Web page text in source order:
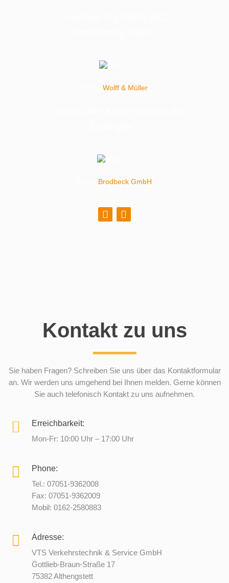
Wolff & Müller
Brodbeck GmbH
Kontakt zu uns
Sie haben Fragen? Schreiben Sie uns über das Kontaktformular
an. Wir werden uns umgehend bei Ihnen melden. Gerne können
Sie auch telefonisch Kontakt zu uns aufnehmen.
Erreichbarkeit:
Mon-Fr: 10:00 Uhr – 17:00 Uhr
Phone:
Tel.: 07051-9362008
Fax: 07051-9362009
Mobil: 0162-2580883
Adresse:
VTS Verkehrstechnik & Service GmbH
Gottlieb-Braun-Straße 17
75382 Althengstett